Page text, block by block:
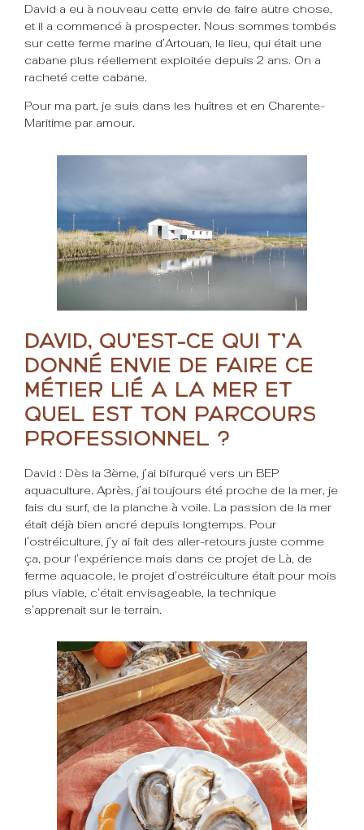
David a eu à nouveau cette envie de faire autre chose,
et il a commencé à prospecter. Nous sommes tombés
sur cette ferme marine d’Artouan, le lieu, qui était une
cabane plus réellement exploitée depuis 2 ans. On a
racheté cette cabane.
Pour ma part, je suis dans les huîtres et en Charente-
Maritime par amour.
David, qu’est-ce qui t’a
donné envie de faire ce
métier lié à la mer et
quel est ton parcours
professionnel ?
David : Dès la 3ème, j’ai bifurqué vers un BEP
aquaculture. Après, j’ai toujours été proche de la mer, je
fais du surf, de la planche à voile. La passion de la mer
était déjà bien ancré depuis longtemps. Pour
l’ostréiculture, j’y ai fait des aller-retours juste comme
ça, pour l’expérience mais dans ce projet de Là, de
ferme aquacole, le projet d’ostréiculture était pour mois
plus viable, c’était envisageable, la technique
s’apprenait sur le terrain.